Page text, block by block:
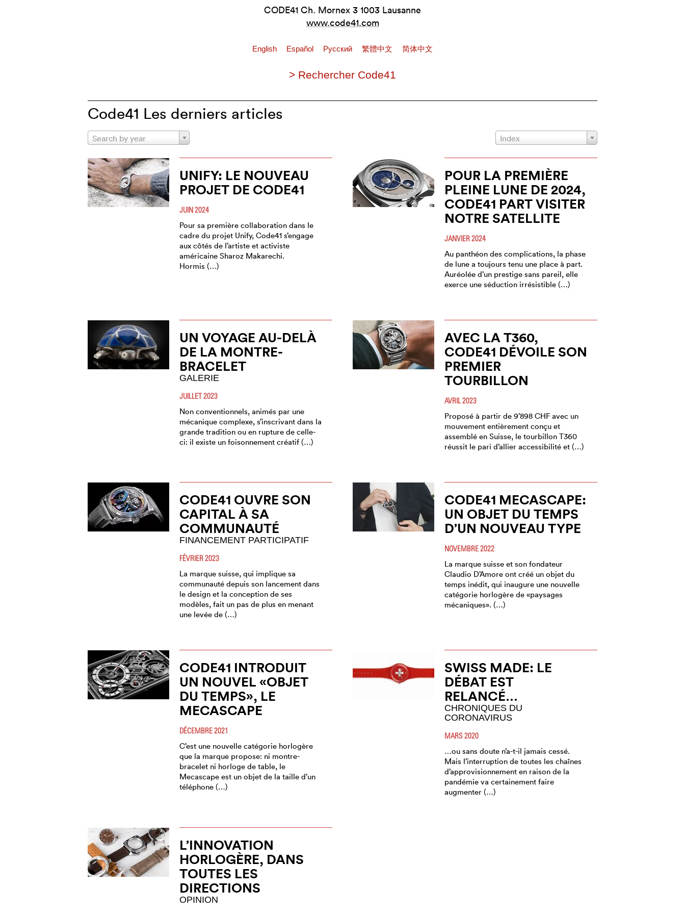
CODE41 Ch. Mornex 3 1003 Lausanne
www.code41.com
English Español Pусский 繁體中文 简体中文
> Rechercher Code41
Code41 Les derniers articles
Search by year Index
UNIFY: LE NOUVEAU
PROJET DE CODE41
JUIN 2024
Pour sa première collaboration dans le
cadre du projet Unify, Code41 s’engage
aux côtés de l’artiste et activiste
américaine Sharoz Makarechi.
Hormis (…)
POUR LA PREMIÈRE
PLEINE LUNE DE 2024,
CODE41 PART VISITER
NOTRE SATELLITE
JANVIER 2024
Au panthéon des complications, la phase
de lune a toujours tenu une place à part.
Auréolée d’un prestige sans pareil, elle
exerce une séduction irrésistible (…)
UN VOYAGE AU-DELÀ
DE LA MONTRE-
BRACELET
GALERIE
JUILLET 2023
Non conventionnels, animés par une
mécanique complexe, s’inscrivant dans la
grande tradition ou en rupture de celle-
ci: il existe un foisonnement créatif (…)
AVEC LA T360,
CODE41 DÉVOILE SON
PREMIER
TOURBILLON
AVRIL 2023
Proposé à partir de 9’898 CHF avec un
mouvement entièrement conçu et
assemblé en Suisse, le tourbillon T360
réussit le pari d’allier accessibilité et (…)
CODE41 OUVRE SON
CAPITAL À SA
COMMUNAUTÉ
FINANCEMENT PARTICIPATIF
FÉVRIER 2023
La marque suisse, qui implique sa
communauté depuis son lancement dans
le design et la conception de ses
modèles, fait un pas de plus en menant
une levée de (…)
CODE41 MECASCAPE:
UN OBJET DU TEMPS
D’UN NOUVEAU TYPE
NOVEMBRE 2022
La marque suisse et son fondateur
Claudio D’Amore ont créé un objet du
temps inédit, qui inaugure une nouvelle
catégorie horlogère de «paysages
mécaniques». (…)
CODE41 INTRODUIT
UN NOUVEL «OBJET
DU TEMPS», LE
MECASCAPE
DÉCEMBRE 2021
C’est une nouvelle catégorie horlogère
que la marque propose: ni montre-
bracelet ni horloge de table, le
Mecascape est un objet de la taille d’un
téléphone (…)
SWISS MADE: LE
DÉBAT EST
RELANCÉ…
CHRONIQUES DU
CORONAVIRUS
MARS 2020
…ou sans doute n’a-t-il jamais cessé.
Mais l’interruption de toutes les chaînes
d’approvisionnement en raison de la
pandémie va certainement faire
augmenter (…)
L’INNOVATION
HORLOGÈRE, DANS
TOUTES LES
DIRECTIONS
OPINION